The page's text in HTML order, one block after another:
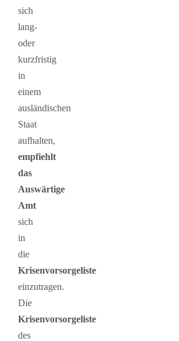
sich
lang-
oder
kurzfristig
in
einem
ausländischen
Staat
aufhalten,
empfiehlt
das
Auswärtige
Amt
sich
in
die
Krisenvorsorgeliste
einzutragen.
Die
Krisenvorsorgeliste
des